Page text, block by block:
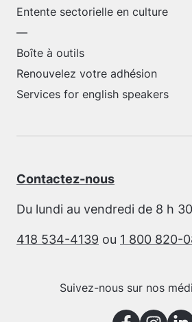
Entente sectorielle en culture
—
Boîte à outils
Renouvelez votre adhésion
Services for english speakers
Contactez-nous
Du lundi au vendredi de 8 h
418 534-4139 ou 1 800 820-
Suivez-nous sur nos